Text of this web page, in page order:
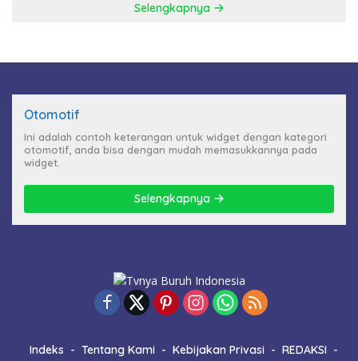
Selengkapnya
Otomotif
Ini adalah contoh keterangan untuk widget dengan kategori
otomotif, anda bisa dengan mudah memasukkannya pada
widget.
Selengkapnya
Indeks Tentang Kami Kebijakan Privasi
REDAKSI